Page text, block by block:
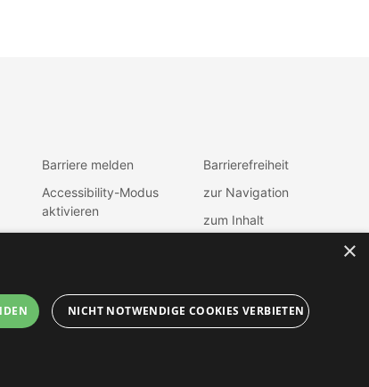
Barriere melden
Accessibility-Modus
aktivieren
Barrierefreiheit
zur Navigation
zum Inhalt
×
NICHT NOTWENDIGE COOKIES VERBIETEN